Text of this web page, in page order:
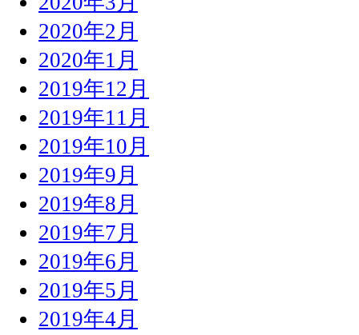
2020年2月
2020年1月
2019年12月
2019年11月
2019年10月
2019年9月
2019年8月
2019年7月
2019年6月
2019年5月
2019年4月